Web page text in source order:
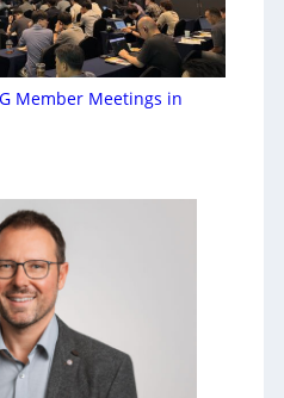
Member Meetings in